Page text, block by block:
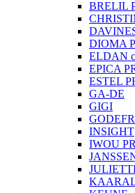
BRELIL
DIOMA
ELDAN
EPICA
ESTEL
GA-DE
GIGI
INSIGHT
IWOU